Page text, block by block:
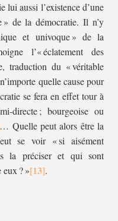
aussi l’existence d’une
» de la démocratie. Il n’y
et univoque » de la
l’« éclatement des
traduction du « véritable
quelle cause pour
se fera en effet tour à
directe ; bourgeoise ou
… Quelle peut alors être la
se voir « si aisément
la préciser et qui sont
? »
.